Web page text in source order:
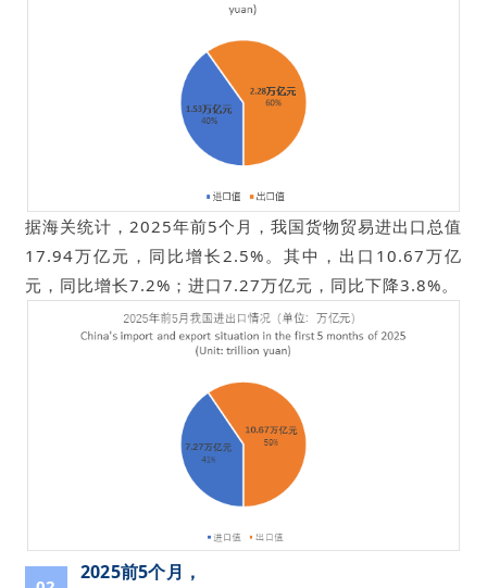
据海关统计，2025年前5个月，我国货物贸易进出口总值
17.94万亿元，同比增长2.5%。其中，出口10.67万亿
元，同比增长7.2%；进口7.27万亿元，同比下降3.8%。
2025前5个月，